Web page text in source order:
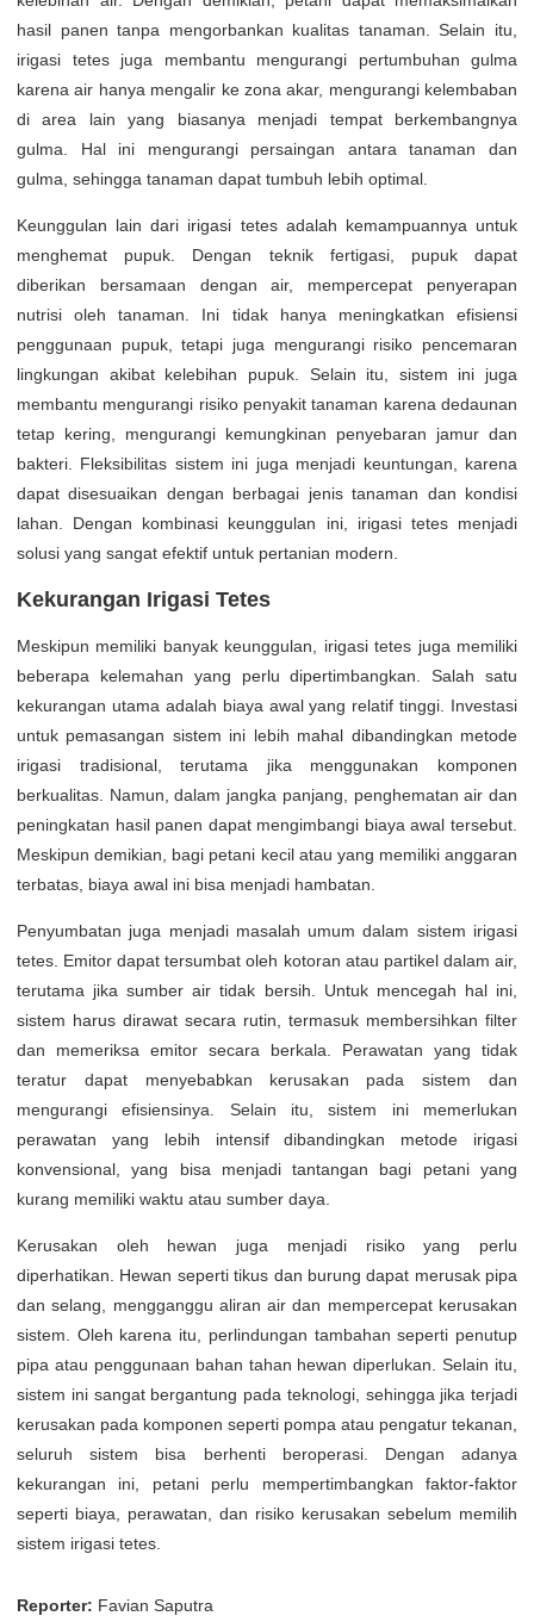
hasil panen tanpa mengorbankan kualitas tanaman. Selain itu,
irigasi tetes juga membantu mengurangi pertumbuhan gulma
karena air hanya mengalir ke zona akar, mengurangi kelembaban
di area lain yang biasanya menjadi tempat berkembangnya
gulma. Hal ini mengurangi persaingan antara tanaman dan
gulma, sehingga tanaman dapat tumbuh lebih optimal.
Keunggulan lain dari irigasi tetes adalah kemampuannya untuk
menghemat pupuk. Dengan teknik fertigasi, pupuk dapat
diberikan bersamaan dengan air, mempercepat penyerapan
nutrisi oleh tanaman. Ini tidak hanya meningkatkan efisiensi
penggunaan pupuk, tetapi juga mengurangi risiko pencemaran
lingkungan akibat kelebihan pupuk. Selain itu, sistem ini juga
membantu mengurangi risiko penyakit tanaman karena dedaunan
tetap kering, mengurangi kemungkinan penyebaran jamur dan
bakteri. Fleksibilitas sistem ini juga menjadi keuntungan, karena
dapat disesuaikan dengan berbagai jenis tanaman dan kondisi
lahan. Dengan kombinasi keunggulan ini, irigasi tetes menjadi
solusi yang sangat efektif untuk pertanian modern.
Kekurangan Irigasi Tetes
Meskipun memiliki banyak keunggulan, irigasi tetes juga memiliki
beberapa kelemahan yang perlu dipertimbangkan. Salah satu
kekurangan utama adalah biaya awal yang relatif tinggi. Investasi
untuk pemasangan sistem ini lebih mahal dibandingkan metode
irigasi tradisional, terutama jika menggunakan komponen
berkualitas. Namun, dalam jangka panjang, penghematan air dan
peningkatan hasil panen dapat mengimbangi biaya awal tersebut.
Meskipun demikian, bagi petani kecil atau yang memiliki anggaran
terbatas, biaya awal ini bisa menjadi hambatan.
Penyumbatan juga menjadi masalah umum dalam sistem irigasi
tetes. Emitor dapat tersumbat oleh kotoran atau partikel dalam air,
terutama jika sumber air tidak bersih. Untuk mencegah hal ini,
sistem harus dirawat secara rutin, termasuk membersihkan filter
dan memeriksa emitor secara berkala. Perawatan yang tidak
teratur dapat menyebabkan kerusakan pada sistem dan
mengurangi efisiensinya. Selain itu, sistem ini memerlukan
perawatan yang lebih intensif dibandingkan metode irigasi
konvensional, yang bisa menjadi tantangan bagi petani yang
kurang memiliki waktu atau sumber daya.
Kerusakan oleh hewan juga menjadi risiko yang perlu
diperhatikan. Hewan seperti tikus dan burung dapat merusak pipa
dan selang, mengganggu aliran air dan mempercepat kerusakan
sistem. Oleh karena itu, perlindungan tambahan seperti penutup
pipa atau penggunaan bahan tahan hewan diperlukan. Selain itu,
sistem ini sangat bergantung pada teknologi, sehingga jika terjadi
kerusakan pada komponen seperti pompa atau pengatur tekanan,
seluruh sistem bisa berhenti beroperasi. Dengan adanya
kekurangan ini, petani perlu mempertimbangkan faktor-faktor
seperti biaya, perawatan, dan risiko kerusakan sebelum memilih
sistem irigasi tetes.
Reporter: Favian Saputra